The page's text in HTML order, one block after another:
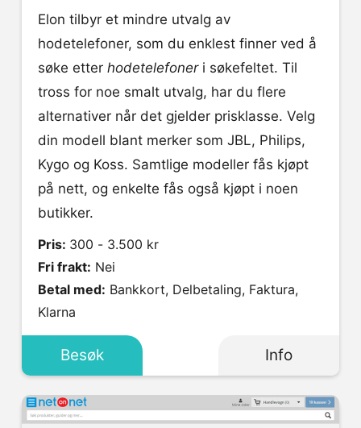
Elon tilbyr et mindre utvalg av
hodetelefoner, som du enklest finner ved å
søke etter hodetelefoneri søkefeltet. Til
tross for noe smalt utvalg, har du flere
alternativer når det gjelder prisklasse. Velg
din modell blant merker som JBL, Philips,
Kygo og Koss. Samtlige modeller fås kjøpt
på nett, og enkelte fås også kjøpt i noen
butikker.
Pris: 300 - 3.500 kr
Fri frakt: Nei
Betal med:
Klarna
Besøk Info